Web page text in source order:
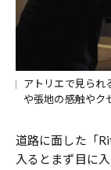
アトリエで見られ
や張地の感触やク
道路に面した「
入るとまず目に